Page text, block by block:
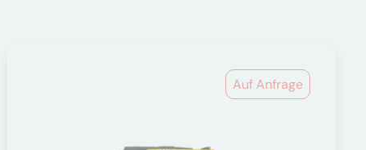
Auf Anfrage